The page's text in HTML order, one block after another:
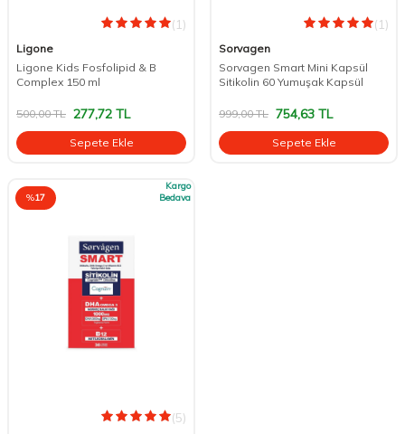
(1)
Ligone
Ligone Kids Fosfolipid & B
Complex 150 ml
500,00TL 277,72 TL
Sepete Ekle
(1)
Sorvagen
Sorvagen Smart Mini Kapsül
Sitikolin 60 Yumuşak Kapsül
999,00TL 754,63 TL
Sepete Ekle
%17
Kargo
Bedava
(5)